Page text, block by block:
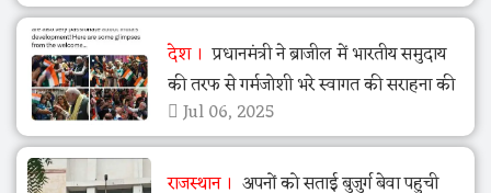
देश
प्रधानमंत्री ने ब्राजील में भारतीय समुदाय
की तरफ से गर्मजोशी भरे स्वागत की सराहना की
Jul 06, 2025
राजस्थान
अपनों को सताई बुजुर्ग बेवा पहुची